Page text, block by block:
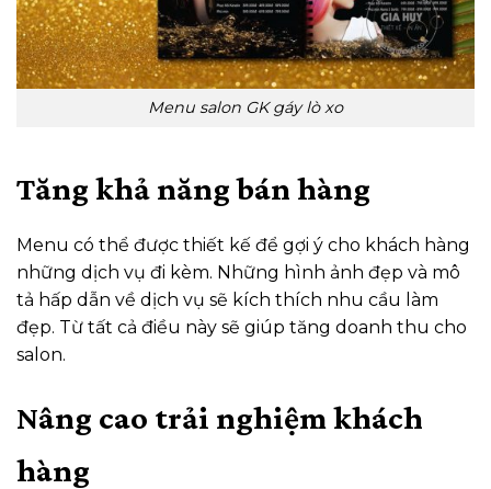
Menu salon GK gáy lò xo
Tăng khả năng bán hàng
Menu có thể được thiết kế để gợi ý cho khách hàng
những dịch vụ đi kèm. Những hình ảnh đẹp và mô
tả hấp dẫn về dịch vụ sẽ kích thích nhu cầu làm
đẹp. Từ tất cả điều này sẽ giúp tăng doanh thu cho
salon.
Nâng cao trải nghiệm khách
hàng